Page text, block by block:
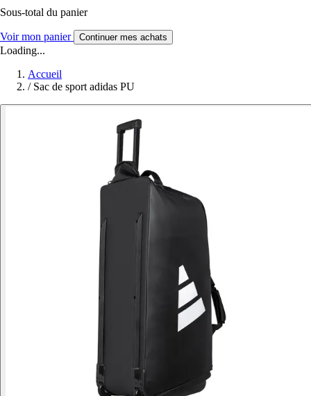
Sous-total du panier
Voir mon panier Continuer mes achats
Loading...
Accueil
/ Sac de sport adidas PU